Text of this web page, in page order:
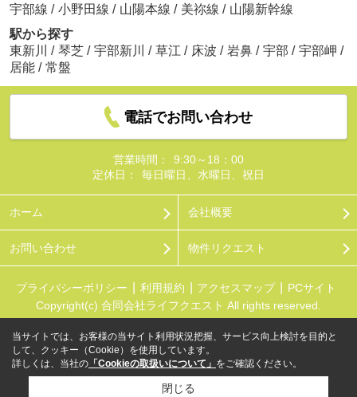
宇部線 / 小野田線 / 山陽本線 / 美祢線 / 山陽新幹線
駅から探す
東新川
/ 琴芝 / 宇部新川 / 草江 / 床波 / 岩鼻 / 宇部 / 宇部岬 /
居能 / 常盤
電話でお問い合わせ
営業時間：
9:30～18：00
定休日：
毎日曜日、水曜日、祝日
ホーム 会社概要
お問い合わせ 物件リクエスト
プライバシーポリシー 利用規約 アクセスマップ
PCサイト
Copyright(c) 合同会社ライフクエスト All rights reserved.
当サイトでは、お客様の当サイト利用状況把握、サービス向上検討を目的と
して、クッキー（Cookie）を使用しています。
詳しくは、当社の 「Cookieの取扱いについて」 をご確認ください。
閉じる